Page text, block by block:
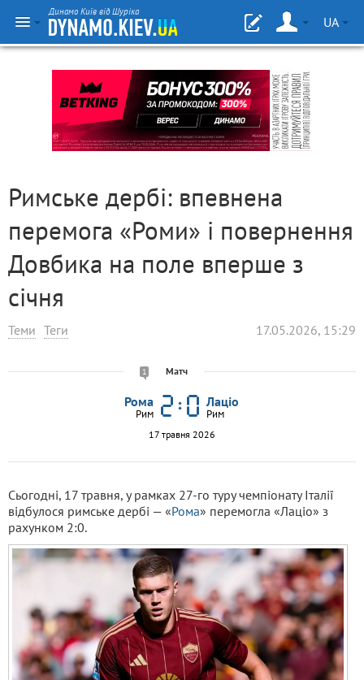
Динамо Київ від Шуріка
UA
Римське дербі: впевнена
перемога «Роми» і повернення
Довбика на поле вперше з
січня
Теми Теги 17.05.2026, 15:29
1 Матч
Рома
Рим
Лаціо
Рим
17 травня 2026
Сьогодні, 17 травня, у рамках 27-го туру чемпіонату Італії
відбулося римське дербі — «Рома» перемогла «Лаціо» з
рахунком 2:0.